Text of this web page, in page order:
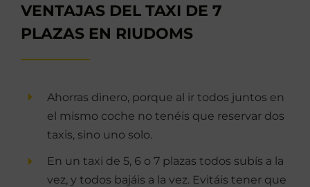
VENTAJAS DEL TAXI DE 7
PLAZAS EN RIUDOMS
Ahorras dinero, porque al ir todos juntos en
el mismo coche no tenéis que reservar dos
taxis, sino uno solo.
En un taxi de 5, 6 o 7 plazas todos subís a la
vez, y todos bajáis a la vez. Evitáis tener que